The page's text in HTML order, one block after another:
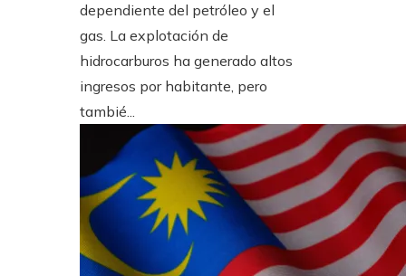
dependiente del petróleo y el
gas. La explotación de
hidrocarburos ha generado altos
ingresos por habitante, pero
tambié...